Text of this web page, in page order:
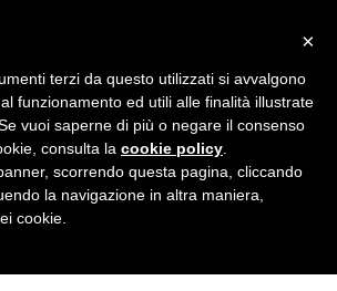
×
terzi da questo utilizzati si avvalgono
funzionamento ed utili alle finalità illustrate
vuoi saperne di più o negare il consenso
consulta la cookie policy
scorrendo questa pagina, cliccando
la navigazione in altra maniera,
cookie.